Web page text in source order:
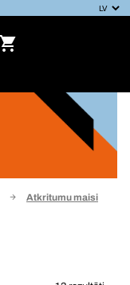
Atkritumu maisi